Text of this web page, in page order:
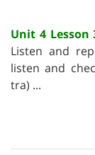
Unit 4 Lesson
Listen and
listen and
tra) ...